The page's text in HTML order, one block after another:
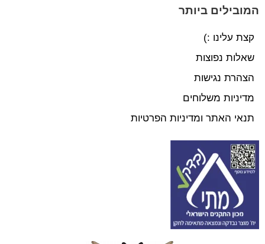
המובילים ביותר
קצת עלינו :)
שאלות נפוצות
הצהרת נגישות
מדיניות משלוחים
תנאי האתר ומדיניות הפרטיות